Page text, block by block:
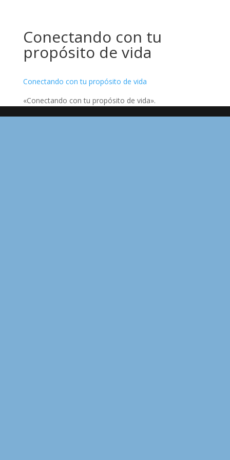
Conectando con tu
propósito de vida
Conectando con tu propósito de vida
«Conectando con tu propósito de vida».